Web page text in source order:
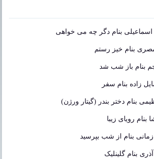
اسماعیلی بنام دگر چه می خواهی
بنام خیز رستم
جم بنام باز شب شد
زاده بنام سفر
بنام دختر بندر (گیتار ورژن)
بنام رویای زیبا
بنام از شب بپرسید
بنام گلینلیک